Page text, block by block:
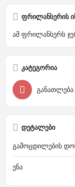
ფრილანსერის
ამ ფრილანსერს
კატეგორია
განათლება
დეტალები
გამოცდილების
ენა